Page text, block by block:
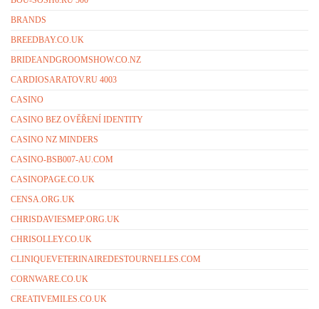
BRANDS
BREEDBAY.CO.UK
BRIDEANDGROOMSHOW.CO.NZ
CARDIOSARATOV.RU 4003
CASINO
CASINO BEZ OVĚŘENÍ IDENTITY
CASINO NZ MINDERS
CASINO-BSB007-AU.COM
CASINOPAGE.CO.UK
CENSA.ORG.UK
CHRISDAVIESMEP.ORG.UK
CHRISOLLEY.CO.UK
CLINIQUEVETERINAIREDESTOURNELLES.COM
CORNWARE.CO.UK
CREATIVEMILES.CO.UK